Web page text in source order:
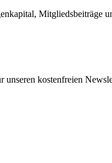
Mitgliedsbeiträge
kostenfreien